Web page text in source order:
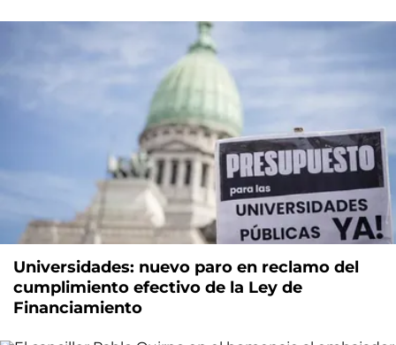
Universidades: nuevo paro en reclamo del
cumplimiento efectivo de la Ley de
Financiamiento